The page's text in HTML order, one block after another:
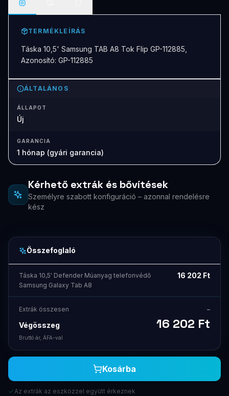
TERMÉKLEÍRÁS
Táska 10,5' Samsung TAB A8 Tok Flip GP-112885,
Azonosító: GP-112885
ÁLTALÁNOS
ÁLLAPOT
Új
GARANCIA
1 hónap (gyári garancia)
Kérhető extrák és bővítések
Személyre szabott konfiguráció – azonnal rendelésre
kész
Összefoglaló
Táska 10,5' Defender Múanyag telefonvédő
Samsung Galaxy Tab A8
16 202 Ft
Extrák összesen –
Végösszeg 16 202 Ft
Bruttó ár, ÁFA-val
Kosárba
Az extrák az eszközzel együtt érkeznek